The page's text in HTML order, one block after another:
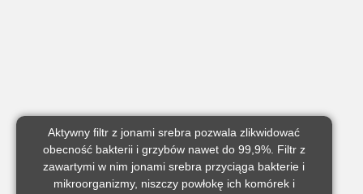
Aktywny filtr z jonami srebra pozwala zlikwidować
obecność bakterii i grzybów nawet do 99,9%. Filtr z
zawartymi w nim jonami srebra przyciąga bakterie i
mikroorganizmy, niszczy powłokę ich komórek i